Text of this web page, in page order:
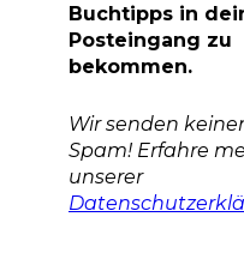
Buchtipps in
Posteingang zu
bekommen.
Wir senden
Spam! Erfahre
unserer